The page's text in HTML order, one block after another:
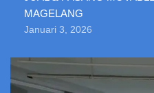
MAGELANG
Januari 3, 2026